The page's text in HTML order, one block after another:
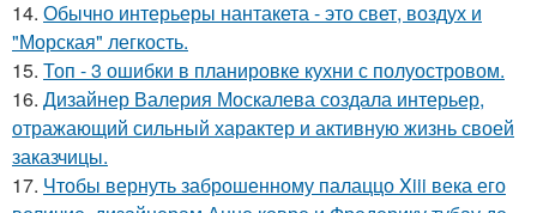
14. Обычно интерьеры нантакета - это свет, воздух и
"Морская" легкость.
15. Топ - 3 ошибки в планировке кухни с полуостровом.
16. Дизайнер Валерия Москалева создала интерьер,
отражающий сильный характер и активную жизнь своей
заказчицы.
17. Чтобы вернуть заброшенному палаццо Xiii века его